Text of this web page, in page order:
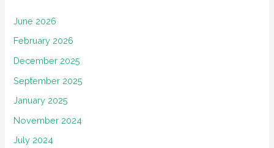
June 2026
February 2026
December 2025
September 2025
January 2025
November 2024
July 2024